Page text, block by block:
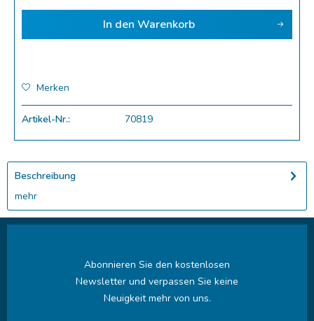
In den Warenkorb
Merken
Artikel-Nr.: 70819
Beschreibung
mehr
Abonnieren Sie den kostenlosen
Newsletter und verpassen Sie keine
Neuigkeit mehr von uns.